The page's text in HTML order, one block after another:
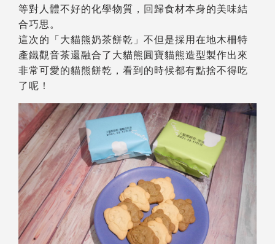
等對人體不好的化學物質，回歸食材本身的美味結
合巧思。
這次的「大貓熊奶茶餅乾」不但是採用在地木柵特
產鐵觀音茶還融合了大貓熊圓寶貓熊造型製作出來
非常可愛的貓熊餅乾，看到的時候都有點捨不得吃
了呢！